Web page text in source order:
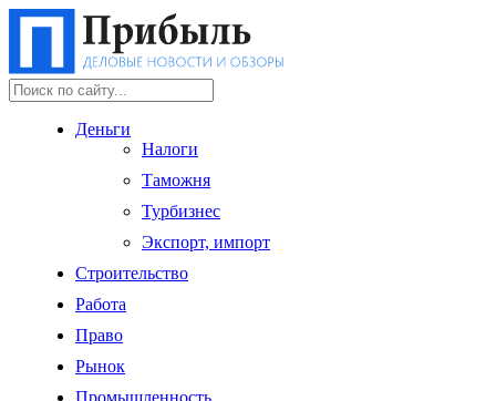
Деньги
Налоги
Таможня
Турбизнес
Экспорт, импорт
Строительство
Работа
Право
Рынок